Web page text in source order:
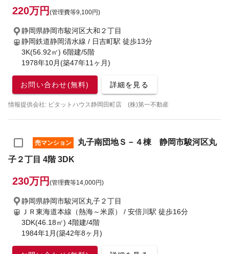
220万円 (管理費等9,100円)
静岡県静岡市駿河区大和２丁目
静岡鉄道静岡清水線 / 日吉町駅 徒歩13分
3K(56.92㎡) 6階建/5階
1978年10月(築47年11ヶ月)
お問い合わせ(無料) 詳細を見る
情報提供会社: ピタットハウス静岡田町店 (株)第一不動産
売マンション
丸子南団地Ｓ－４棟 静岡市駿河区丸
子２丁目 4階 3DK
230万円 (管理費等14,000円)
静岡県静岡市駿河区丸子２丁目
ＪＲ東海道本線（熱海～米原） / 安倍川駅 徒歩16分
3DK(46.18㎡) 4階建/4階
1984年1月(築42年8ヶ月)